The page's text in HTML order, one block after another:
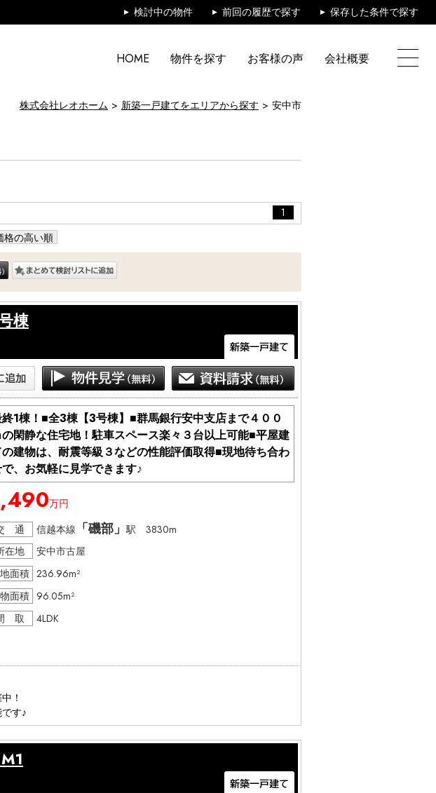
検討中の物件 前回の履歴で探す 保存した条件で探す
HOME 物件を探す お客様の声 会社概要
株式会社レオホーム 新築一戸建てをエリアから探す 安中市
1
格の高い順
棟
1棟！■全3棟【3号棟】■群馬銀行安中支店まで４００
の閑静な住宅地！駐車スペース楽々３台以上可能■平屋建
建物は、耐震等級３などの性能評価取得■現地待ち合わ
、お気軽に見学できます♪
万円
通
信越本線 「磯部」駅 3830m
在地
安中市古屋
面積 236.96m²
面積 96.05m²
取
4LDK
！
す♪